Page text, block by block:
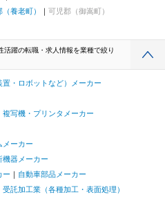
養老町）
可児郡（御嵩町）
活躍の転職・求人情報を業種で絞り
・ロボットなど）メーカー
写機・プリンタメーカー
メーカー
機器メーカー
ー
自動車部品メーカー
受託加工業（各種加工・表面処理）